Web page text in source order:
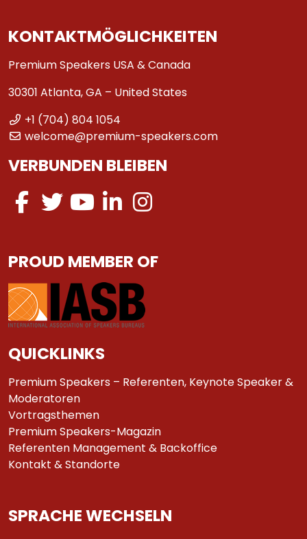
KONTAKTMÖGLICHKEITEN
Premium Speakers USA & Canada
30301 Atlanta, GA – United States
+1 (704) 804 1054
welcome@premium-speakers.com
VERBUNDEN BLEIBEN
PROUD MEMBER OF
QUICKLINKS
Premium Speakers – Referenten, Keynote Speaker &
Moderatoren
Vortragsthemen
Premium Speakers-Magazin
Referenten Management & Backoffice
Kontakt & Standorte
SPRACHE WECHSELN